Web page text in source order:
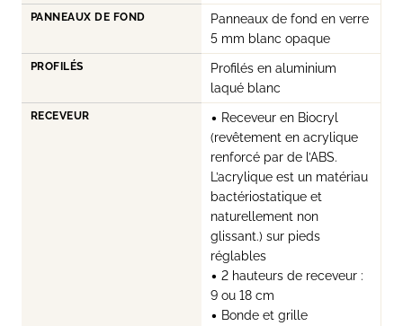
PANNEAUX DE FOND
Panneaux de fond en verre
5 mm blanc opaque
PROFILÉS
Profilés en aluminium
laqué blanc
RECEVEUR
• Receveur en Biocryl
(revêtement en acrylique
renforcé par de l’ABS.
L’acrylique est un matériau
bactériostatique et
naturellement non
glissant.) sur pieds
réglables
• 2 hauteurs de receveur :
9 ou 18 cm
• Bonde et grille